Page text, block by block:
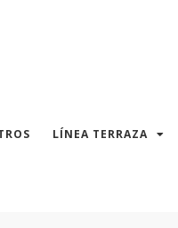
LÍNEA TERRAZA